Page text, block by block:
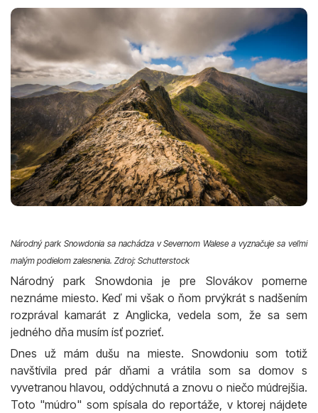
Národný park Snowdonia sa nachádza v Severnom Walese a vyznačuje sa veľmi
malým podielom zalesnenia. Zdroj: Schutterstock
Národný park Snowdonia je pre Slovákov pomerne
neznáme miesto. Keď mi však o ňom prvýkrát s nadšením
rozprával kamarát z Anglicka, vedela som, že sa sem
jedného dňa musím ísť pozrieť.
Dnes už mám dušu na mieste. Snowdoniu som totiž
navštívila pred pár dňami a vrátila som sa domov s
vyvetranou hlavou, oddýchnutá a znovu o niečo múdrejšia.
Toto "múdro" som spísala do reportáže, v ktorej nájdete